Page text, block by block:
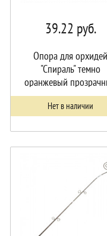
39.22 руб.
Опора для орхидей
"Спираль" темно
оранжевый
/15шт
Нет в наличии